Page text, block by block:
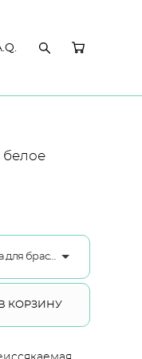
белое
Выберите Цвет нити и цепочка для браслета ювелирный сплав
КОРЗИНУ